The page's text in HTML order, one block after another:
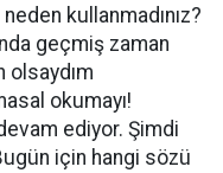
kullanmadınız?
geçmiş zaman
olsaydım
okumayı!
ediyor. Şimdi
için hangi sözü